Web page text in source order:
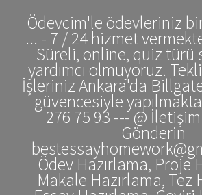
Ödevcim'le ödevleriniz
... - 7 / 24 hizmet
Süreli, online, quiz türü
yardımcı olmuyoruz.
İşleriniz Ankara'da
güvencesiyle
276 75 93 --- @
Gönderin
Ödev Hazırlama, Proje
Makale Hazırlama, Tez